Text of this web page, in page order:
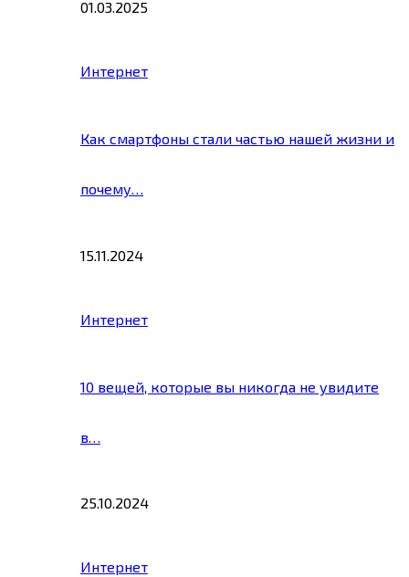
01.03.2025
Интернет
Как смартфоны стали частью нашей жизни и
почему…
15.11.2024
Интернет
10 вещей, которые вы никогда не увидите
в…
25.10.2024
Интернет